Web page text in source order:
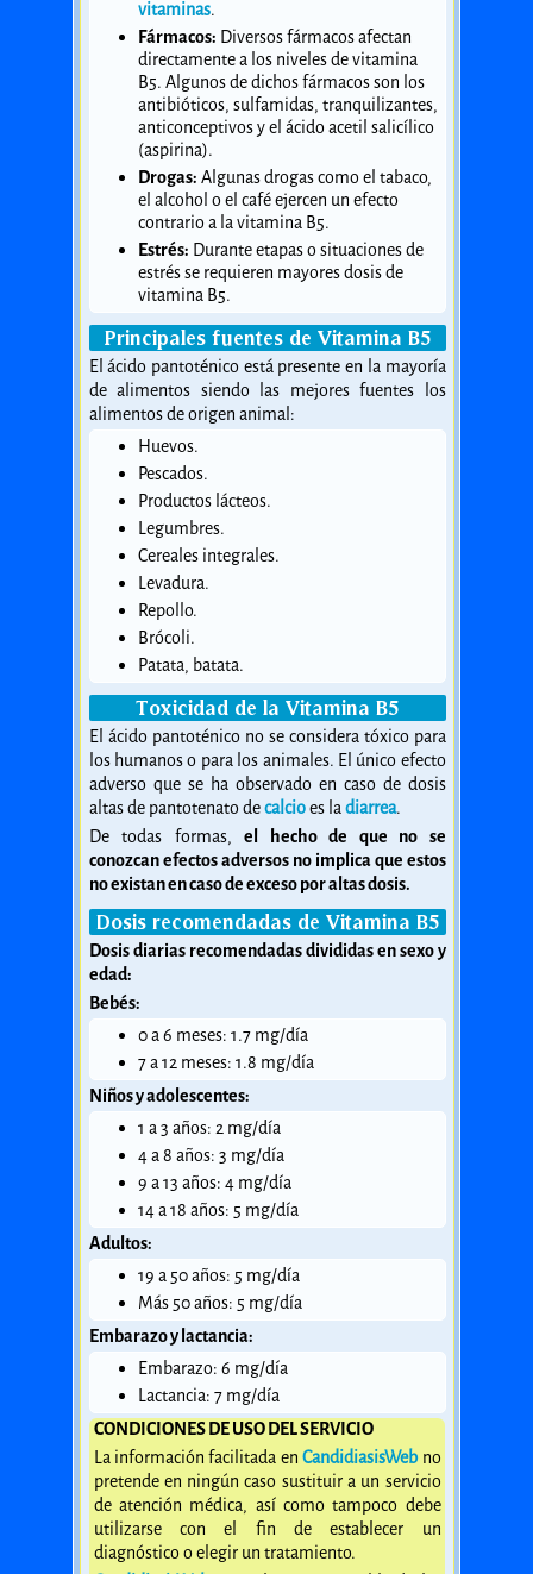
vitaminas.
Fármacos: Diversos fármacos afectan
directamente a los niveles de vitamina
B5. Algunos de dichos fármacos son los
antibióticos, sulfamidas, tranquilizantes,
anticonceptivos y el ácido acetil salicílico
(aspirina).
Drogas: Algunas drogas como el tabaco,
el alcohol o el café ejercen un efecto
contrario a la vitamina B5.
Estrés: Durante etapas o situaciones de
estrés se requieren mayores dosis de
vitamina B5.
Principales fuentes de Vitamina B5
El ácido pantoténico está presente en la mayoría
de alimentos siendo las mejores fuentes los
alimentos de origen animal:
Huevos.
Pescados.
Productos lácteos.
Legumbres.
Cereales integrales.
Levadura.
Repollo.
Brócoli.
Patata, batata.
Toxicidad de la Vitamina B5
El ácido pantoténico no se considera tóxico para
los humanos o para los animales. El único efecto
adverso que se ha observado en caso de dosis
altas de pantotenato decalcioes ladiarrea.
De todas formas,el hecho de que no se
conozcan efectos adversos no implica que estos
no existan en caso de exceso por altas dosis.
Dosis recomendadas de Vitamina B5
Dosis diarias recomendadas divididas en sexo y
edad:
Bebés:
0 a 6 meses: 1.7 mg/día
7 a 12 meses: 1.8 mg/día
Niños y adolescentes:
1 a 3 años: 2 mg/día
4 a 8 años: 3 mg/día
9 a 13 años: 4 mg/día
14 a 18 años: 5 mg/día
Adultos:
19 a 50 años: 5 mg/día
Más 50 años: 5 mg/día
Embarazo y lactancia:
Embarazo: 6 mg/día
Lactancia: 7 mg/día
CONDICIONES DE USO DEL SERVICIO
La información facilitada enCandidiasisWebno
pretende en ningún caso sustituir a un servicio
de atención médica, así como tampoco debe
utilizarse con el fin de establecer un
diagnóstico o elegir un tratamiento.